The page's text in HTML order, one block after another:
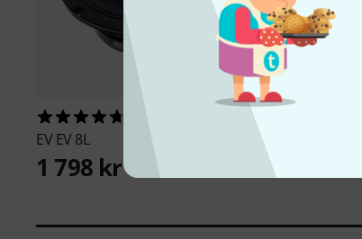
EVEV 8L
1 798 kr 179 kr